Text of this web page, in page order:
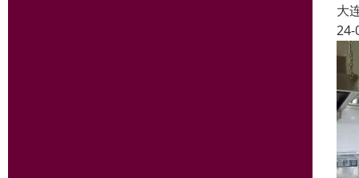
大
24-